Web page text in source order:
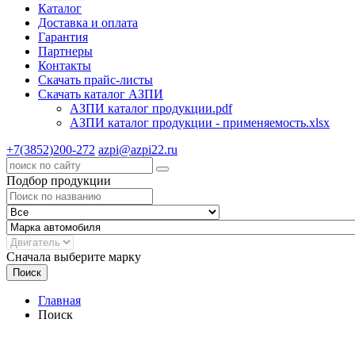
Каталог
Доставка и оплата
Гарантия
Партнеры
Контакты
Скачать прайс-листы
Скачать каталог АЗПИ
АЗПИ каталог продукции.pdf
АЗПИ каталог продукции - применяемость.xlsx
+7(3852)200-272 azpi@azpi22.ru
Подбор продукции
Сначала выберите марку
Поиск
Главная
Поиск